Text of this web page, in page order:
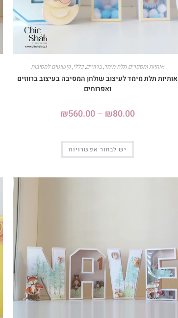
אותיות ומספרים תלת מימד,ברווזים,כללי,קישוטים למסיבות
אותיות תלת מימד לעיצוב שולחן המסיבה בעיצוב ברווזים
ואפרוחים
₪80.00
–
₪560.00
יש לבחור אפשרויות